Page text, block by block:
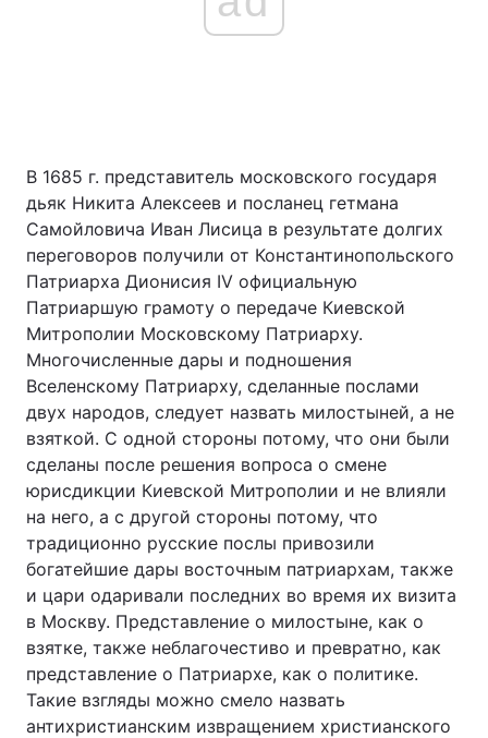
В 1685 г. представитель московского государя
дьяк Никита Алексеев и посланец гетмана
Самойловича Иван Лисица в результате долгих
переговоров получили от Константинопольского
Патриарха Дионисия IV официальную
Патриаршую грамоту о передаче Киевской
Митрополии Московскому Патриарху.
Многочисленные дары и подношения
Вселенскому Патриарху, сделанные послами
двух народов, следует назвать милостыней, а не
взяткой. С одной стороны потому, что они были
сделаны после решения вопроса о смене
юрисдикции Киевской Митрополии и не влияли
на него, а с другой стороны потому, что
традиционно русские послы привозили
богатейшие дары восточным патриархам, также
и цари одаривали последних во время их визита
в Москву. Представление о милостыне, как о
взятке, также неблагочестиво и превратно, как
представление о Патриархе, как о политике.
Такие взгляды можно смело назвать
антихристианским извращением христианского